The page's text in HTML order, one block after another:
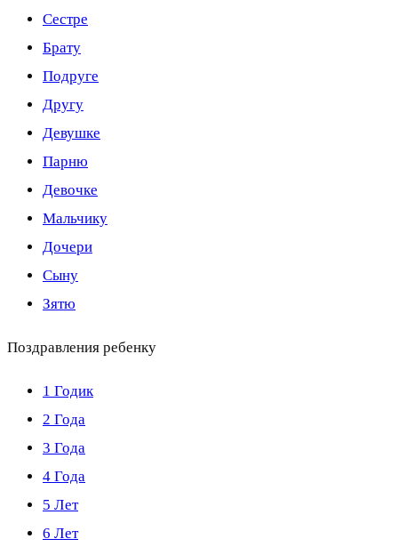
Сестре
Брату
Подруге
Другу
Девушке
Парню
Девочке
Мальчику
Дочери
Сыну
Зятю
Поздравления ребенку
1 Годик
2 Года
3 Года
4 Года
5 Лет
6 Лет